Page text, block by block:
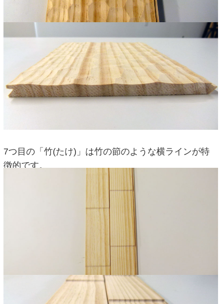
7つ目の「竹(たけ)」は竹の節のような横ラインが特
徴的です。